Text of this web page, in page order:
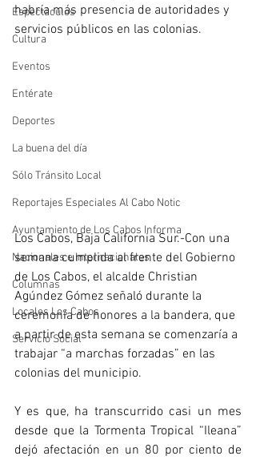
Espectáculos
Cultura
Eventos
Entérate
Deportes
La buena del día
Sólo Tránsito Local
Reportajes Especiales Al Cabo Notic
Ayuntamiento de Los Cabos Informa
Nacionales e Internacionales
Columnas
Locales Los Cabos
Servicio Social
habría más presencia de autoridades y
servicios públicos en las colonias.
Los Cabos, Baja California Sur.-Con una
semana cumplida al frente del Gobierno
de Los Cabos, el alcalde Christian
Agúndez Gómez señaló durante la
ceremonía de honores a la bandera, que
a partir de esta semana se comenzaría a
trabajar “a marchas forzadas” en las
colonias del municipio.
Y es que, ha transcurrido casi un mes
desde que la Tormenta Tropical “Ileana”
dejó afectación en un 80 por ciento de